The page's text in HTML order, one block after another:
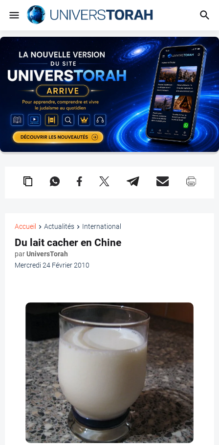
Accueil Actualités International
Du lait cacher en Chine
parUniversTorah
Mercredi 24 Février 2010